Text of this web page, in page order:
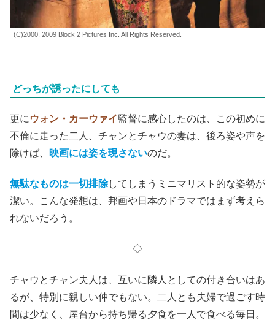
(C)2000, 2009 Block 2 Pictures Inc. All Rights Reserved.
どっちが誘ったにしても
更に ウォン・カーウァイ監督に感心したのは、この初めに
不倫に走った二人、チャンとチャウの妻は、後ろ姿や声を
除けば、
映画には姿を現さないのだ。
無駄なものは一切排除してしまうミニマリスト的な姿勢が
潔い。こんな発想は、邦画や日本のドラマではまず考えら
れないだろう。
◇
チャウとチャン夫人は、互いに隣人としての付き合いはあ
るが、特別に親しい仲でもない。二人とも夫婦で過ごす時
間は少なく、屋台から持ち帰る夕食を一人で食べる毎日。